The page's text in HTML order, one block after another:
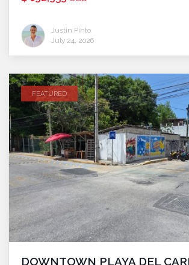
Justin Pinto
July 24, 2026
FEATURED
DOWNTOWN PLAYA DEL